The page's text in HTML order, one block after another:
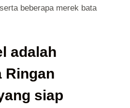
beberapa merek bata
adalah
Ringan
siap